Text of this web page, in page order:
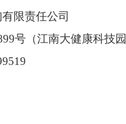
限责任公司
号（江南大健康科技